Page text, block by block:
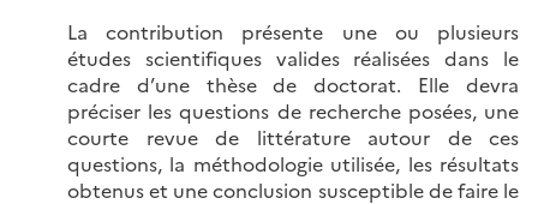
La contribution présente une ou plusieurs
études scientifiques valides réalisées dans le
cadre d’une thèse de doctorat. Elle devra
préciser les questions de recherche posées, une
courte revue de littérature autour de ces
questions, la méthodologie utilisée, les résultats
obtenus et une conclusion susceptible de faire le